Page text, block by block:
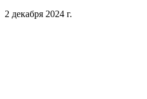
2 декабря 2024 г.